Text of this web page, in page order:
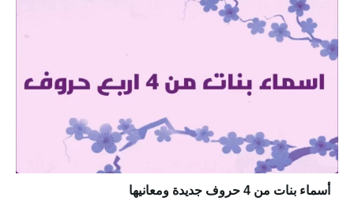
أسماء بنات من 4 حروف جديدة ومعانيها